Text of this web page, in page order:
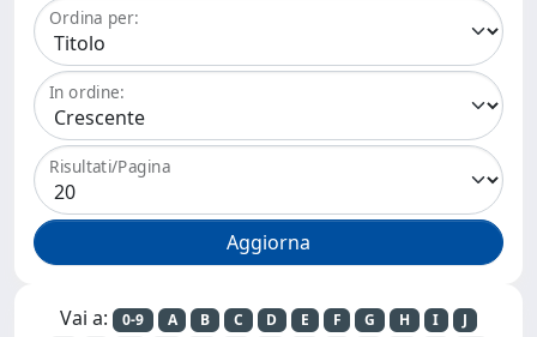
Ordina per:
In ordine:
Risultati/Pagina
Vai a: 0-9 A B C D E F G H I
J